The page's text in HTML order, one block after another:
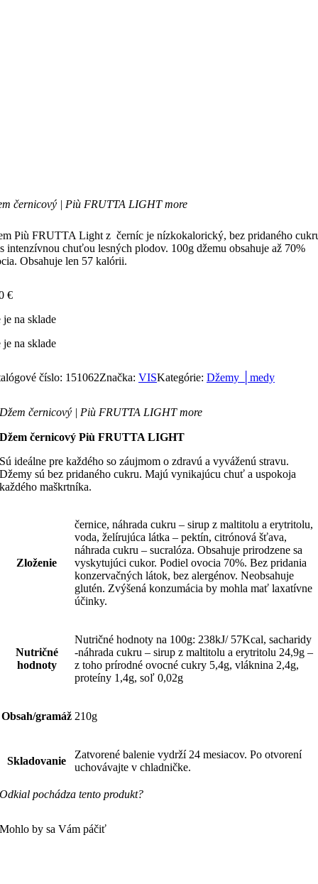
černicový | Più FRUTTA LIGHT more
Più FRUTTA Light z černíc je nízkokalorický, bez pridaného
intenzívnou chuťou lesných plodov. 100g džemu obsahuje až 70%
Obsahuje len 57 kalórii.
€
je na sklade
je na sklade
číslo: 151062Značka: VISKategórie: Džemy │medy
Džem černicový | Più FRUTTA LIGHT more
Džem černicový Più FRUTTA LIGHT
Sú ideálne pre každého so záujmom o zdravú a vyváženú stravu.
Džemy sú bez pridaného cukru. Majú vynikajúcu chuť a uspokoja
každého maškrtníka.
Zloženie
černice, náhrada cukru – sirup z maltitolu a erytritolu,
voda, želírujúca látka – pektín, citrónová šťava,
náhrada cukru – sucralóza. Obsahuje prirodzene sa
vyskytujúci cukor. Podiel ovocia 70%. Bez pridania
konzervačných látok, bez alergénov. Neobsahuje
glutén. Zvýšená konzumácia by mohla mať laxatívne
účinky.
Nutričné
hodnoty
Nutričné hodnoty na 100g: 238kJ/ 57Kcal, sacharidy
-náhrada cukru – sirup z maltitolu a erytritolu 24,9g –
z toho prírodné ovocné cukry 5,4g, vláknina 2,4g,
proteíny 1,4g, soľ 0,02g
Obsah/gramáž 210g
Skladovanie
Zatvorené balenie vydrží 24 mesiacov. Po otvorení
uchovávajte v chladničke.
Odkial pochádza tento produkt?
Mohlo by sa Vám páčiť